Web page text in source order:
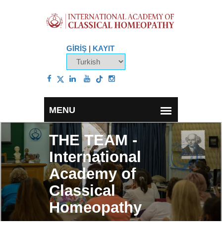
GİRİŞ | KAYIT
THE TEAM -
International
Academy of
Classical
Homeopathy